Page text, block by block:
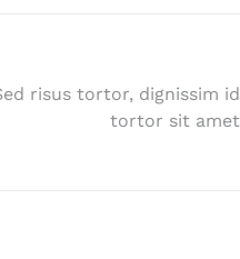
risus tortor, dignissim id
tortor sit amet